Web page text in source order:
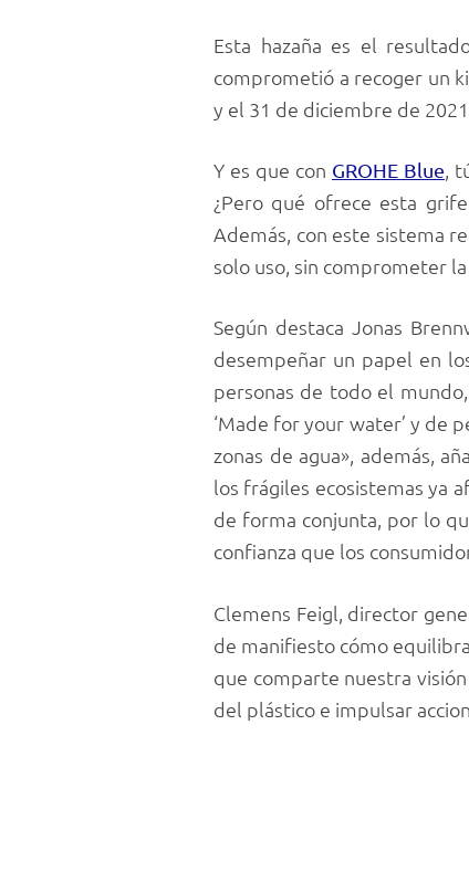
Esta hazaña es el
comprometió a recoger un
y el 31 de diciembre de
Y es que con GROHE Blue,
¿Pero qué ofrece esta
Además, con este sistema
solo uso, sin comprometer
Según destaca Jonas
desempeñar un papel en
personas de todo el
‘Made for your water’ y de
zonas de agua», además,
los frágiles ecosistemas ya
de forma conjunta, por lo
confianza que los
Clemens Feigl, director
de manifiesto cómo
que comparte nuestra
del plástico e impulsar